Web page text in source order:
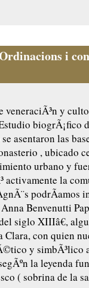
i
veneraciÃ³n y
biogrÃ¡fico
asentaron las
, ubicado
urbano y
activamente la
podrÃ­amos
Benvenutti
siglo XIIIâ€,
Clara, con quien
y simbÃ³lico
la leyenda
( sobrina de la